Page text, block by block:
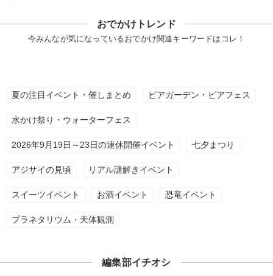
おでかけトレンド
今みんなが気になっているおでかけ関連キーワードはコレ！
夏の注目イベント・催しまとめ ビアガーデン・ビアフェス
水かけ祭り・ウォーターフェス
2026年9月19日～23日の連休開催イベント 七夕まつり
アジサイの見頃 リアル謎解きイベント
スイーツイベント お酒イベント 恐竜イベント
プラネタリウム・天体観測
編集部イチオシ